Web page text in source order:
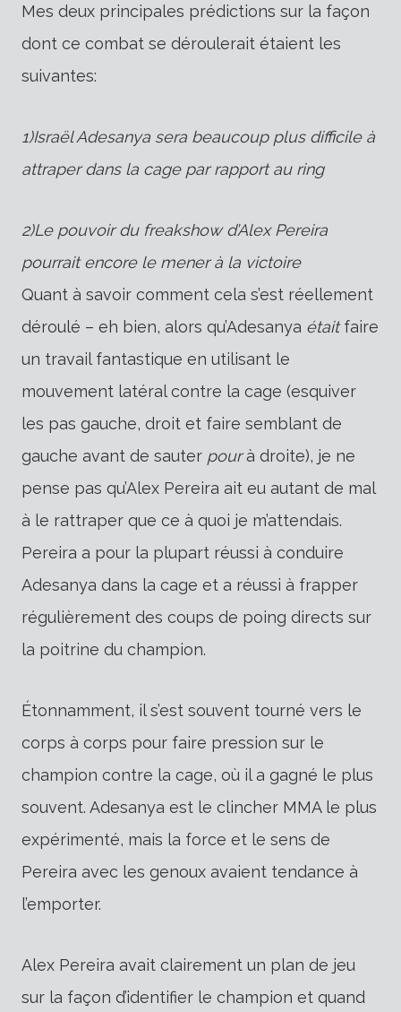
Mes deux principales prédictions sur la façon
dont ce combat se déroulerait étaient les
suivantes:
1)Israël Adesanya sera beaucoup plus difficile à
attraper dans la cage par rapport au ring
2)Le pouvoir du freakshow d’Alex Pereira
pourrait encore le mener à la victoire
Quant à savoir comment cela s’est réellement
déroulé – eh bien, alors qu’Adesanya étaitfaire
un travail fantastique en utilisant le
mouvement latéral contre la cage (esquiver
les pas gauche, droit et faire semblant de
gauche avant de sauter pourà droite), je ne
pense pas qu’Alex Pereira ait eu autant de mal
à le rattraper que ce à quoi je m’attendais.
Pereira a pour la plupart réussi à conduire
Adesanya dans la cage et a réussi à frapper
régulièrement des coups de poing directs sur
la poitrine du champion.
Étonnamment, il s’est souvent tourné vers le
corps à corps pour faire pression sur le
champion contre la cage, où il a gagné le plus
souvent. Adesanya est le clincher MMA le plus
expérimenté, mais la force et le sens de
Pereira avec les genoux avaient tendance à
l’emporter.
Alex Pereira avait clairement un plan de jeu
sur la façon d’identifier le champion et quand